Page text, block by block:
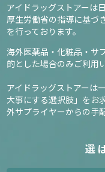
アイドラッグストアーは
厚生労働省の指導に基づ
を行っております。
海外医薬品・化粧品・サ
的とした場合のみご利用
アイドラッグストアーは
大事にする選択肢」をお
外サプライヤーからの手
選